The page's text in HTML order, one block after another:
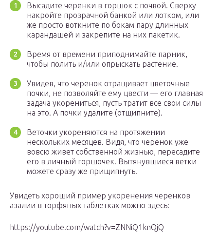
Высадите черенки в горшок с почвой. Сверху
накройте прозрачной банкой или лотком, или
же просто воткните по бокам пару длинных
карандашей и закрепите на них пакетик.
Время от времени приподнимайте парник,
чтобы полить и/или опрыскать растение.
Увидев, что черенок отращивает цветочные
почки, не позволяйте ему цвести — его главная
задача укорениться, пусть тратит все свои силы
на это. А почки удалите (отщипните).
Веточки укореняются на протяжении
нескольких месяцев. Видя, что черенок уже
вовсю живет собственной жизнью, пересадите
его в личный горшочек. Вытянувшиеся ветки
можете сразу же прищипнуть.
Увидеть хороший пример укоренения черенков
азалии в торфяных таблетках можно здесь:
https://youtube.com/watch?v=ZNNiQ1knQjQ